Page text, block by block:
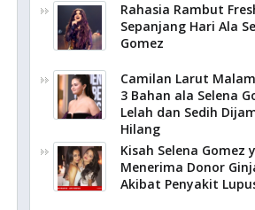
Rahasia Rambut
Sepanjang Hari Ala
Gomez
Camilan Larut
3 Bahan ala Selena
Lelah dan Sedih
Hilang
Kisah Selena Gomez
Menerima Donor
Akibat Penyakit